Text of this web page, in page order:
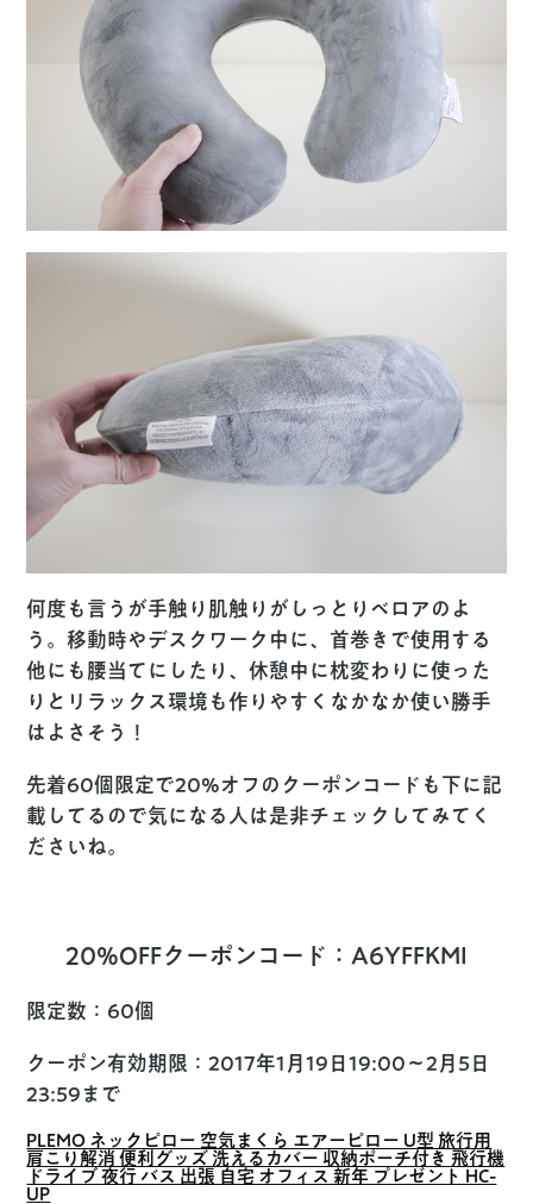
何度も言うが手触り肌触りがしっとりベロアのよ
う。移動時やデスクワーク中に、首巻きで使用する
他にも腰当てにしたり、休憩中に枕変わりに使った
りとリラックス環境も作りやすくなかなか使い勝手
はよさそう！
先着60個限定で20%オフのクーポンコードも下に記
載してるので気になる人は是非チェックしてみてく
ださいね。
20%OFFクーポンコード：A6YFFKMI
限定数：60個
クーポン有効期限：2017年1月19日19:00〜2月5日
23:59まで
PLEMO ネックピロー 空気まくら エアーピロー U型 旅行用
肩こり解消 便利グッズ 洗えるカバー 収納ポーチ付き 飛行機
ドライブ 夜行 バス 出張 自宅 オフィス 新年 プレゼント HC-
UP